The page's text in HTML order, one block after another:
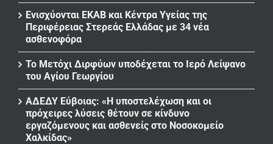
Ενισχύονται ΕΚΑΒ και Κέντρα Υγείας της
Περιφέρειας Στερεάς Ελλάδας με 34 νέα
ασθενοφόρα
Το Μετόχι Διρφύων υποδέχεται το Ιερό Λείψανο
του Αγίου Γεωργίου
ΑΔΕΔΥ Εύβοιας: «Η υποστελέχωση και οι
πρόχειρες λύσεις θέτουν σε κίνδυνο
εργαζόμενους και ασθενείς στο Νοσοκομείο
Χαλκίδας»